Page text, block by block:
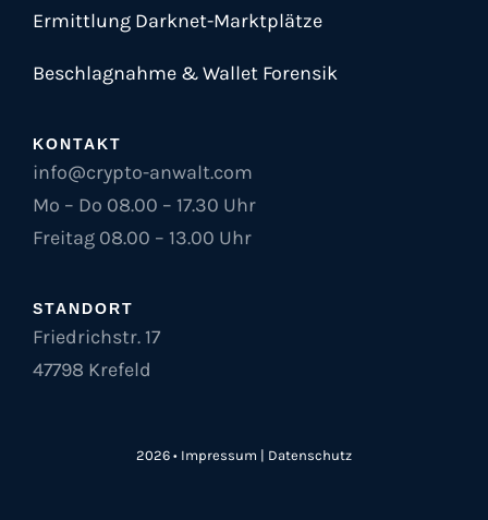
Ermittlung Darknet-Marktplätze
Beschlagnahme & Wallet Forensik
KONTAKT
info@crypto-anwalt.com
Mo – Do 08.00 – 17.30 Uhr
Freitag 08.00 – 13.00 Uhr
STANDORT
Friedrichstr. 17
47798 Krefeld
2026 • Impressum | Datenschutz